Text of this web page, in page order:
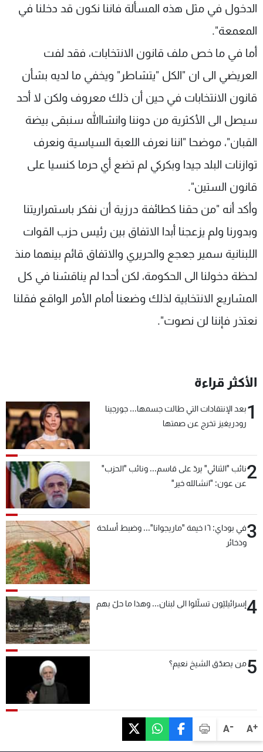
A+
A-
الدخول في مثل هذه المسألة فاننا نكون قد دخلنا في
المعمعة".
أما في ما خص ملف قانون الانتخابات، فقد لفت
العريضي الى ان "الكل "يتشاطر" ويخفي ما لديه بشأن
قانون الانتخابات في حين أن ذلك معروف ولكن لا أحد
سيصل الى الأكثرية من دوننا وانشاالله سنبقى بيضة
القبان"، موضحا "اننا نعرف اللعبة السياسية ونعرف
توازنات البلد جيدا وبكركي لم تضع أي حرما كنسيا على
قانون الستين".
وأكد أنه "من حقنا كطائفة درزية أن نفكر باستمراريتنا
وبدورنا ولم يزعجنا أبدا الاتفاق بين رئيس حزب القوات
اللبنانية سمير جعجع والحريري والاتفاق قائم بينهما منذ
لحظة دخولنا الى الحكومة، لكن أحدا لم يناقشنا في كل
المشاريع الانتخابية لذلك وضعنا أمام الأمر الواقع فقلنا
نعتذر فإننا لن نصوت".
الأكثر قراءة
1بعد الإنتقادات التي طالت جسمها... جورجينا
رودريغيز تخرج عن صمتها
2نائب "الثنائي" يردّ على قاسم... ونائب "الحزب"
عن عون: "انشالله خير"
3
في بوداي: ١٦ خيمة "ماريجوانا"... وضبط أسلحة
وذخائر
4إسرائيليّون تسلّلوا الى لبنان... وهذا ما حلّ بهم
5من يصدّق الشيخ نعيم؟